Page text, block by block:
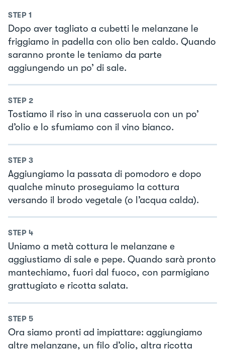
STEP 1
Dopo aver tagliato a cubetti le melanzane le
friggiamo in padella con olio ben caldo. Quando
saranno pronte le teniamo da parte
aggiungendo un po’ di sale.
STEP 2
Tostiamo il riso in una casseruola con un po’
d’olio e lo sfumiamo con il vino bianco.
STEP 3
Aggiungiamo la passata di pomodoro e dopo
qualche minuto proseguiamo la cottura
versando il brodo vegetale (o l’acqua calda).
STEP 4
Uniamo a metà cottura le melanzane e
aggiustiamo di sale e pepe. Quando sarà pronto
mantechiamo, fuori dal fuoco, con parmigiano
grattugiato e ricotta salata.
STEP 5
Ora siamo pronti ad impiattare: aggiungiamo
altre melanzane, un filo d’olio, altra ricotta